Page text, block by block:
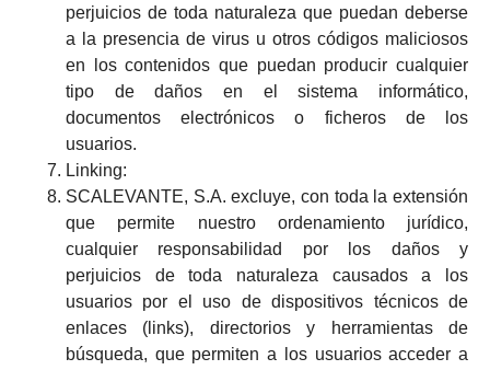
perjuicios de toda naturaleza que puedan deberse
a la presencia de virus u otros códigos maliciosos
en los contenidos que puedan producir cualquier
tipo de daños en el sistema informático,
documentos electrónicos o ficheros de los
usuarios.
Linking:
SCALEVANTE, S.A. excluye, con toda la extensión
que permite nuestro ordenamiento jurídico,
cualquier responsabilidad por los daños y
perjuicios de toda naturaleza causados a los
usuarios por el uso de dispositivos técnicos de
enlaces (links), directorios y herramientas de
búsqueda, que permiten a los usuarios acceder a